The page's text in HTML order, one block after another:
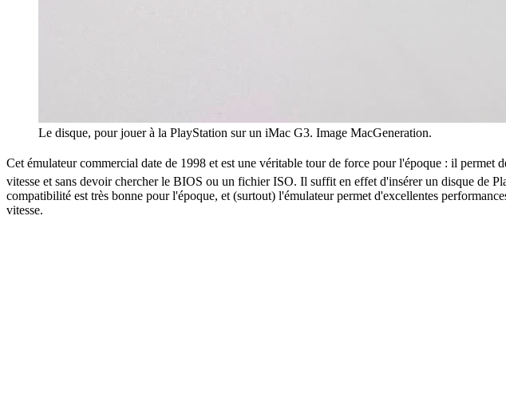
Le disque, pour jouer à la PlayStation sur un iMac G3. Image MacGeneration.
Cet émulateur commercial date de 1998 et est une véritable tour de force pour l'époque : il
vitesse et sans devoir chercher le BIOS ou un fichier ISO. Il suffit en effet d'insérer un disque de
compatibilité est très bonne pour l'époque, et (surtout) l'émulateur permet d'excellentes
vitesse.